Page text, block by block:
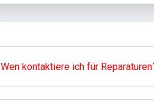
Wen kontaktiere ich für